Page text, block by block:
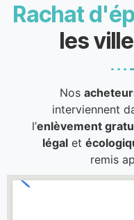
Rachat
les
Nos
interviennent
l’enlèvement
légalet
remis